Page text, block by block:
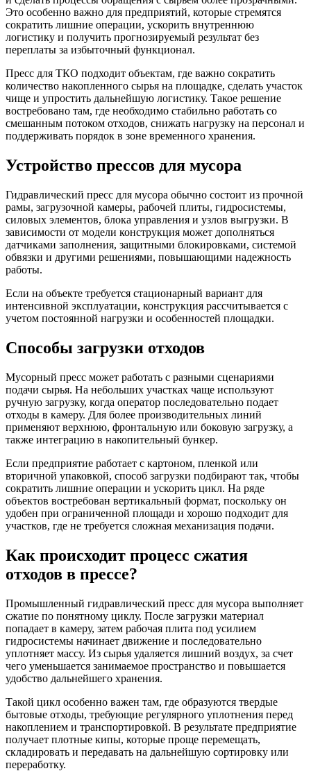
Это особенно важно для предприятий, которые стремятся
сократить лишние операции, ускорить внутреннюю
логистику и получить прогнозируемый результат без
переплаты за избыточный функционал.
Пресс для ТКО подходит объектам, где важно сократить
количество накопленного сырья на площадке, сделать участок
чище и упростить дальнейшую логистику. Такое решение
востребовано там, где необходимо стабильно работать со
смешанным потоком отходов, снижать нагрузку на персонал и
поддерживать порядок в зоне временного хранения.
Устройство прессов для мусора
Гидравлический пресс для мусора обычно состоит из прочной
рамы, загрузочной камеры, рабочей плиты, гидросистемы,
силовых элементов, блока управления и узлов выгрузки. В
зависимости от модели конструкция может дополняться
датчиками заполнения, защитными блокировками, системой
обвязки и другими решениями, повышающими надежность
работы.
Если на объекте требуется стационарный вариант для
интенсивной эксплуатации, конструкция рассчитывается с
учетом постоянной нагрузки и особенностей площадки.
Способы загрузки отходов
Мусорный пресс может работать с разными сценариями
подачи сырья. На небольших участках чаще используют
ручную загрузку, когда оператор последовательно подает
отходы в камеру. Для более производительных линий
применяют верхнюю, фронтальную или боковую загрузку, а
также интеграцию в накопительный бункер.
Если предприятие работает с картоном, пленкой или
вторичной упаковкой, способ загрузки подбирают так, чтобы
сократить лишние операции и ускорить цикл. На ряде
объектов востребован вертикальный формат, поскольку он
удобен при ограниченной площади и хорошо подходит для
участков, где не требуется сложная механизация подачи.
Как происходит процесс сжатия
отходов в прессе?
Промышленный гидравлический пресс для мусора выполняет
сжатие по понятному циклу. После загрузки материал
попадает в камеру, затем рабочая плита под усилием
гидросистемы начинает движение и последовательно
уплотняет массу. Из сырья удаляется лишний воздух, за счет
чего уменьшается занимаемое пространство и повышается
удобство дальнейшего хранения.
Такой цикл особенно важен там, где образуются твердые
бытовые отходы, требующие регулярного уплотнения перед
накоплением и транспортировкой. В результате предприятие
получает плотные кипы, которые проще перемещать,
складировать и передавать на дальнейшую сортировку или
переработку.